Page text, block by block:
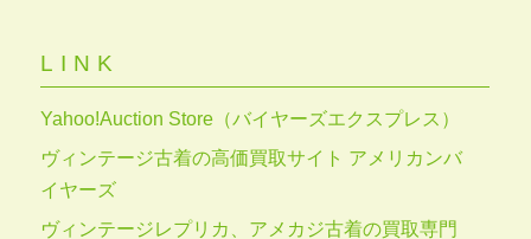
LINK
Yahoo!Auction Store（バイヤーズエクスプレス）
ヴィンテージ古着の高価買取サイト アメリカンバ
イヤーズ
ヴィンテージレプリカ、アメカジ古着の買取専門